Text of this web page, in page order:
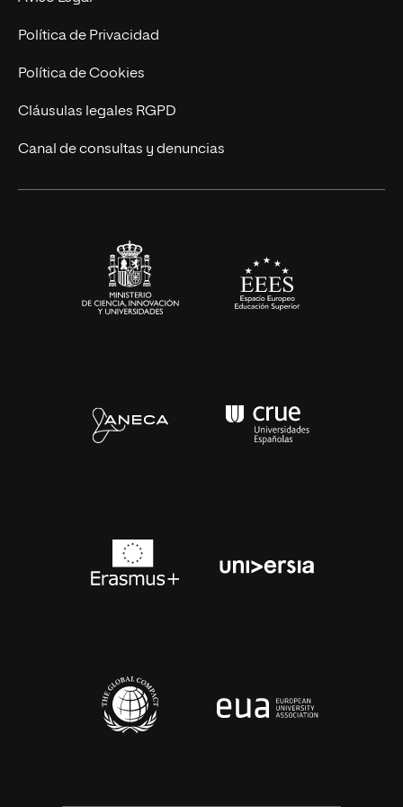
Postgrados
Cursos Universitarios
Trabaja en UNIR
Actualidad
UNIR Revista
Eventos
Política de Privacidad
Política de Cookies
Cláusulas legales RGPD
Canal de consultas y denuncias